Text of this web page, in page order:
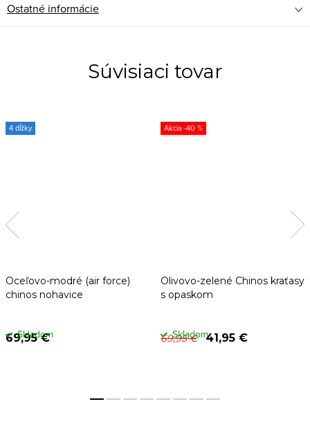
Ostatné informácie
Súvisiaci tovar
4 dĺžky
Oceľovo-modré (air force)
chinos nohavice
69,95 €
Skladom
-40 %
Olivovo-zelené Chinos kraťasy
s opaskom
69,95 € 41,95 €
Skladom